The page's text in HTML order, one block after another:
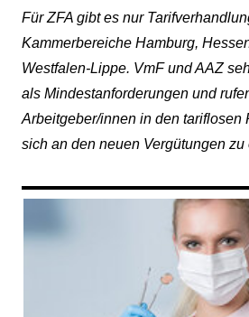
Für ZFA gibt es nur
Kammerbereiche Hamburg,
Westfalen-Lippe. VmF und AAZ
als Mindestanforderungen und
Arbeitgeber/innen in den tariflosen
sich an den neuen Vergütungen zu